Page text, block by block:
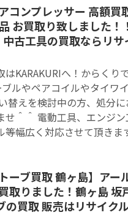
コンプレッサー 高額
お買取り致しました！
古工具の買取ならリ
KARAKURIへ！からくり
ルやペアコイルやタイワ
替えを検討中の方、処分
＾＾ 電動工具、エンジン
等幅広く対応させて頂き
ーブ買取 鶴ヶ島】ア
取りました！鶴ヶ島 坂
の買取 販売はリサイク